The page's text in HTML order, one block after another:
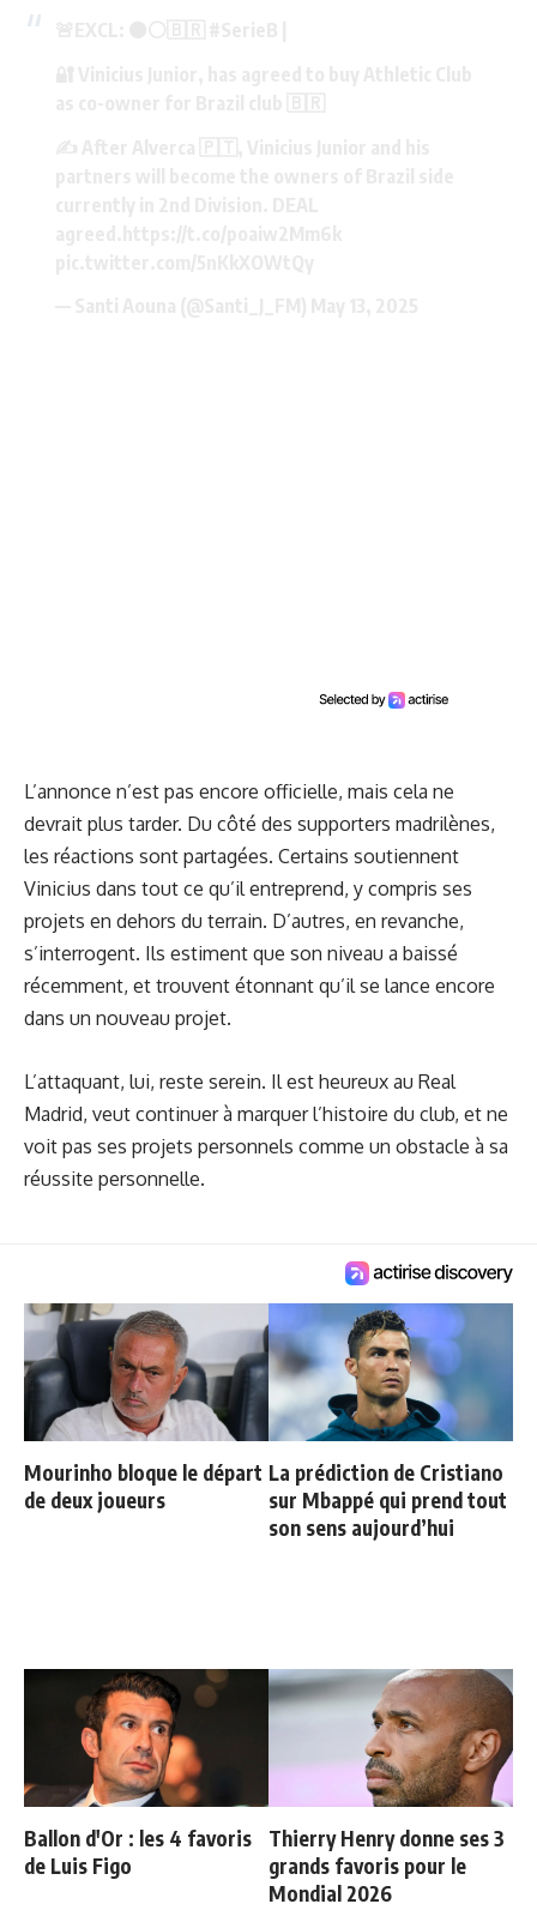
L’annonce n’est pas encore officielle, mais cela ne
devrait plus tarder. Du côté des supporters madrilènes,
les réactions sont partagées. Certains soutiennent
Vinicius dans tout ce qu’il entreprend, y compris ses
projets en dehors du terrain. D’autres, en revanche,
s’interrogent. Ils estiment que son niveau a baissé
récemment, et trouvent étonnant qu’il se lance encore
dans un nouveau projet.
L’attaquant, lui, reste serein. Il est heureux au Real
Madrid, veut continuer à marquer l’histoire du club, et ne
voit pas ses projets personnels comme un obstacle à sa
réussite personnelle.
Mourinho bloque le départ
de deux joueurs
La prédiction de Cristiano
sur Mbappé qui prend tout
son sens aujourd’hui
Ballon d'Or : les 4 favoris
de Luis Figo
Thierry Henry donne ses 3
grands favoris pour le
Mondial 2026